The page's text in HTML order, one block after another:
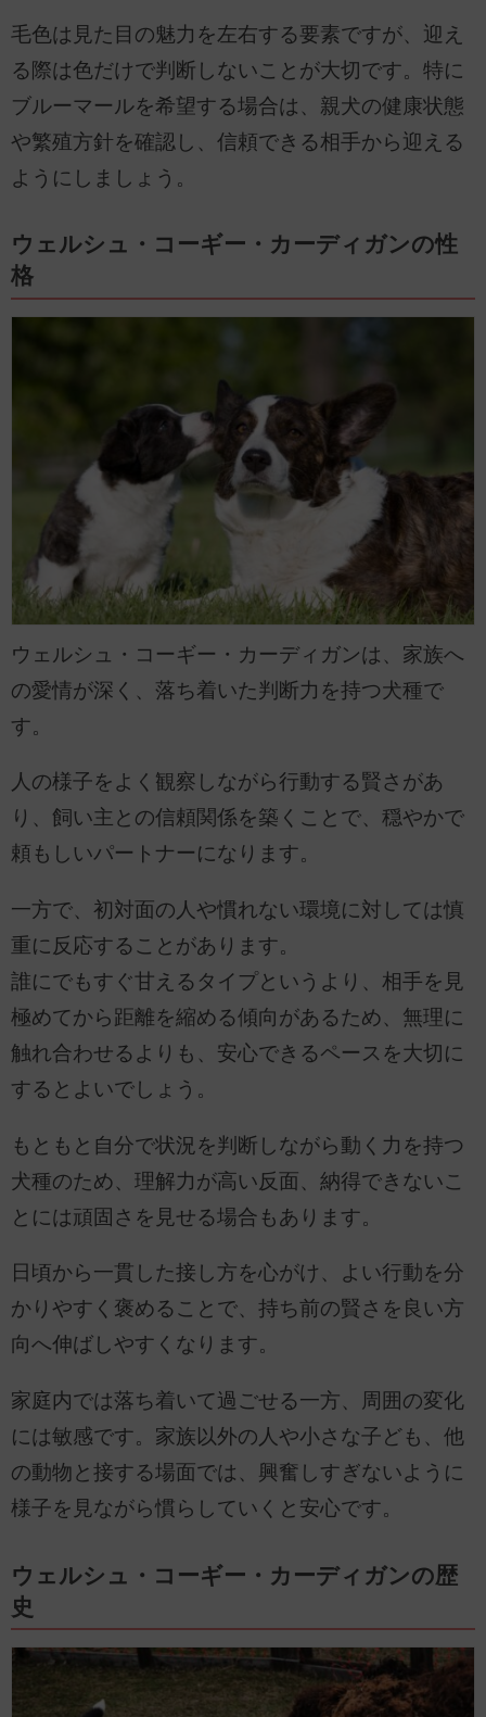
毛色は見た目の魅力を左右する要素ですが、迎え
る際は色だけで判断しないことが大切です。特に
ブルーマールを希望する場合は、親犬の健康状態
や繁殖方針を確認し、信頼できる相手から迎える
ようにしましょう。
ウェルシュ・コーギー・カーディガンの性
格
ウェルシュ・コーギー・カーディガンは、家族へ
の愛情が深く、落ち着いた判断力を持つ犬種で
す。
人の様子をよく観察しながら行動する賢さがあ
り、飼い主との信頼関係を築くことで、穏やかで
頼もしいパートナーになります。
一方で、初対面の人や慣れない環境に対しては慎
重に反応することがあります。
誰にでもすぐ甘えるタイプというより、相手を見
極めてから距離を縮める傾向があるため、無理に
触れ合わせるよりも、安心できるペースを大切に
するとよいでしょう。
もともと自分で状況を判断しながら動く力を持つ
犬種のため、理解力が高い反面、納得できないこ
とには頑固さを見せる場合もあります。
日頃から一貫した接し方を心がけ、よい行動を分
かりやすく褒めることで、持ち前の賢さを良い方
向へ伸ばしやすくなります。
家庭内では落ち着いて過ごせる一方、周囲の変化
には敏感です。家族以外の人や小さな子ども、他
の動物と接する場面では、興奮しすぎないように
様子を見ながら慣らしていくと安心です。
ウェルシュ・コーギー・カーディガンの歴
史